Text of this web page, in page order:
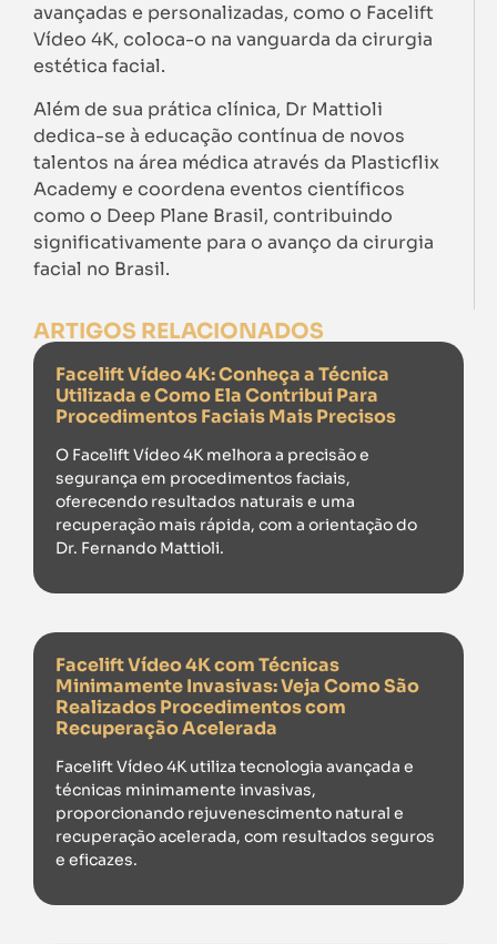
avançadas e personalizadas, como o Facelift
Vídeo 4K, coloca-o na vanguarda da cirurgia
estética facial.
Além de sua prática clínica, Dr Mattioli
dedica-se à educação contínua de novos
talentos na área médica através da Plasticflix
Academy e coordena eventos científicos
como o Deep Plane Brasil, contribuindo
significativamente para o avanço da cirurgia
facial no Brasil.
ARTIGOS RELACIONADOS
Facelift Vídeo 4K: Conheça a Técnica
Utilizada e Como Ela Contribui Para
Procedimentos Faciais Mais Precisos
O Facelift Vídeo 4K melhora a precisão e
segurança em procedimentos faciais,
oferecendo resultados naturais e uma
recuperação mais rápida, com a orientação do
Dr. Fernando Mattioli.
Facelift Vídeo 4K com Técnicas
Minimamente Invasivas: Veja Como São
Realizados Procedimentos com
Recuperação Acelerada
Facelift Vídeo 4K utiliza tecnologia avançada e
técnicas minimamente invasivas,
proporcionando rejuvenescimento natural e
recuperação acelerada, com resultados seguros
e eficazes.